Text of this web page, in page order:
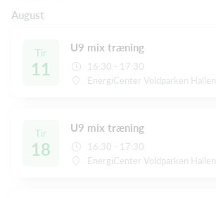
August
Tir
11
U9 mix træning
16:30 - 17:30
EnergiCenter Voldparken Hallen
Tir
18
U9 mix træning
16:30 - 17:30
EnergiCenter Voldparken Hallen